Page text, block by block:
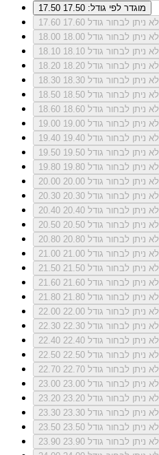
17.50
מוגדר לפי גודל: 17.50
17.60
לא ניתן לבחור גודל 17.60
18.00
לא ניתן לבחור גודל 18.00
18.10
לא ניתן לבחור גודל 18.10
18.20
לא ניתן לבחור גודל 18.20
18.30
לא ניתן לבחור גודל 18.30
18.50
לא ניתן לבחור גודל 18.50
18.60
לא ניתן לבחור גודל 18.60
19.00
לא ניתן לבחור גודל 19.00
19.40
לא ניתן לבחור גודל 19.40
19.50
לא ניתן לבחור גודל 19.50
19.80
לא ניתן לבחור גודל 19.80
20.00
לא ניתן לבחור גודל 20.00
20.30
לא ניתן לבחור גודל 20.30
20.40
לא ניתן לבחור גודל 20.40
20.50
לא ניתן לבחור גודל 20.50
20.80
לא ניתן לבחור גודל 20.80
21.00
לא ניתן לבחור גודל 21.00
21.50
לא ניתן לבחור גודל 21.50
21.60
לא ניתן לבחור גודל 21.60
21.80
לא ניתן לבחור גודל 21.80
22.00
לא ניתן לבחור גודל 22.00
22.30
לא ניתן לבחור גודל 22.30
22.40
לא ניתן לבחור גודל 22.40
22.50
לא ניתן לבחור גודל 22.50
22.70
לא ניתן לבחור גודל 22.70
23.00
לא ניתן לבחור גודל 23.00
23.20
לא ניתן לבחור גודל 23.20
23.30
לא ניתן לבחור גודל 23.30
23.50
לא ניתן לבחור גודל 23.50
23.90
לא ניתן לבחור גודל 23.90